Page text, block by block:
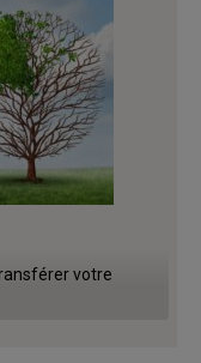
votre